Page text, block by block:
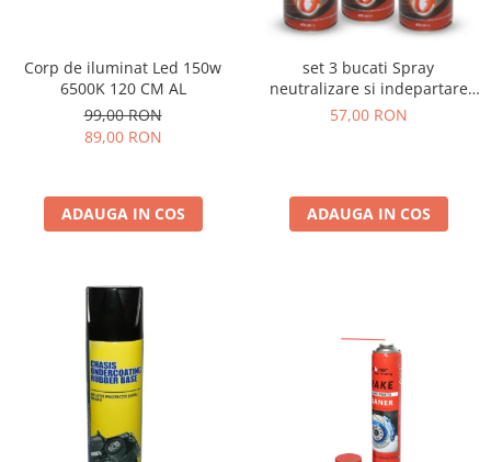
Corp de iluminat Led 150w
6500K 120 CM AL
99,00 RON
89,00 RON
ADAUGA IN COS
set 3 bucati Spray
neutralizare si indepartare
rugina 450ml
57,00 RON
ADAUGA IN COS